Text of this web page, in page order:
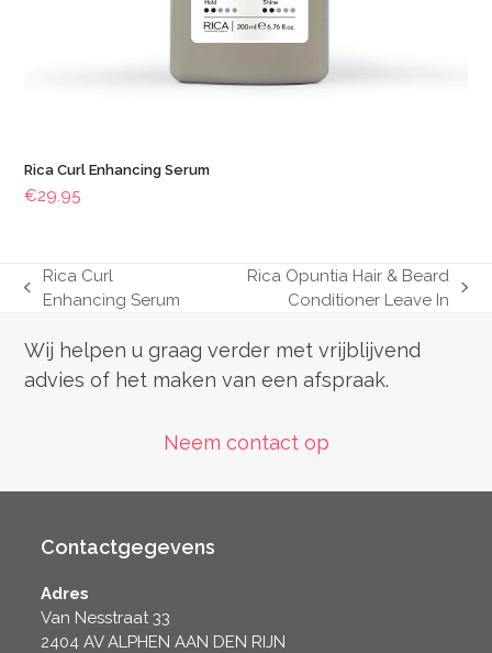
Rica Curl Enhancing Serum
€29.95
previous
Rica Curl
Enhancing Serum
Rica Opuntia Hair & Beard
Conditioner Leave In
Wij helpen u graag verder met vrijblijvend
advies of het maken van een afspraak.
Neem contact op
Contactgegevens
Adres
Van Nesstraat 33
2404 AV ALPHEN AAN DEN RIJN